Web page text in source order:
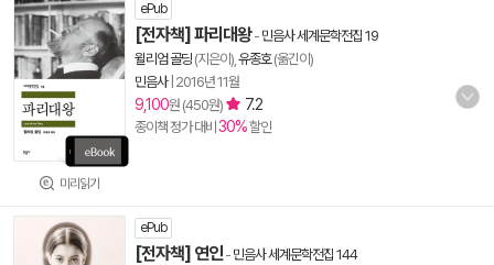
미리읽기
ePub
[전자책] 파리대왕- 민음사 세계문학전집 19
윌리엄 골딩 (지은이), 유종호(옮긴이)
민음사| 2016년 11월
9,100원 (450원) 7.2
종이책 정가 대비 30%할인
ePub
[전자책] 연인- 민음사 세계문학전집 144